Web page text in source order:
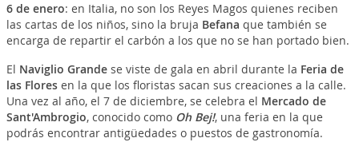
6 de enero: en Italia, no son los Reyes Magos quienes reciben
las cartas de los niños, sino la bruja Befana que también se
encarga de repartir el carbón a los que no se han portado bien.
El Naviglio Grandese viste de gala en abril durante la Feria de
las Floresen la que los floristas sacan sus creaciones a la calle.
Una vez al año, el 7 de diciembre, se celebra el Mercado de
Sant'Ambrogio, conocido como Oh Bej!, una feria en la que
podrás encontrar antigüedades o puestos de gastronomía.